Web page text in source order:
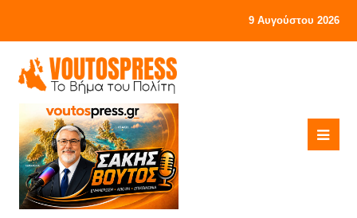
9 Αυγούστου 2026